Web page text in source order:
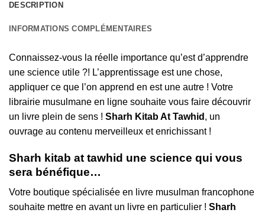
DESCRIPTION
INFORMATIONS COMPLÉMENTAIRES
Connaissez-vous la réelle importance qu’est d’apprendre
une science utile ?! L’apprentissage est une chose,
appliquer ce que l’on apprend en est une autre ! Votre
librairie musulmane en ligne souhaite vous faire découvrir
un livre plein de sens ! Sharh Kitab At Tawhid , un
ouvrage au contenu merveilleux et enrichissant !
Sharh kitab at tawhid une science qui vous
sera bénéfique…
Votre boutique spécialisée en livre musulman francophone
souhaite mettre en avant un livre en particulier ! Sharh